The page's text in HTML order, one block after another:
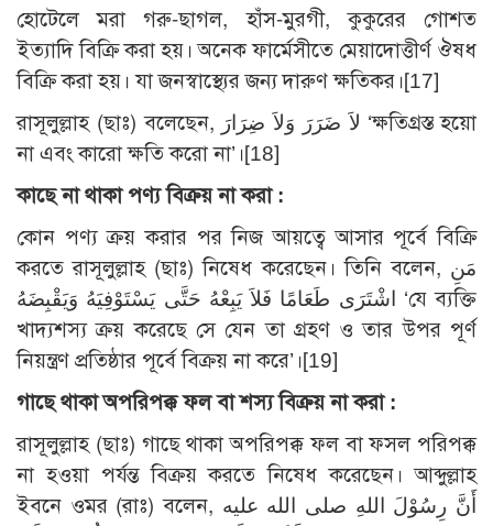
হোটেলে মরা গরু-ছাগল, হাঁস-মুরগী, কুকুরের গোশত
ইত্যাদি বিক্রি করা হয়। অনেক ফার্মেসীতে মেয়াদোত্তীর্ণ ঔষধ
বিক্রি করা হয়। যা জনস্বাস্থ্যের জন্য দারুণ ক্ষতিকর।[17]
রাসূলুল্লাহ (ছাঃ) বলেছেন, لاَ ضَرَرَ وَلاَ ضِرَارَ ‘ক্ষতিগ্রস্ত হয়ো
না এবং কারো ক্ষতি করো না’।[18]
কাছে না থাকা পণ্য বিক্রয় না করা :
কোন পণ্য ক্রয় করার পর নিজ আয়ত্বে আসার পূর্বে বিক্রি
করতে রাসূলুল্লাহ (ছাঃ) নিষেধ করেছেন। তিনি বলেন, مَنِ
اشْتَرَى طَعَامًا فَلاَ يَبِعْهُ حَتَّى يَسْتَوْفِيَهُ وَيَقْبِضَهُ ‘যে ব্যক্তি
খাদ্যশস্য ক্রয় করেছে সে যেন তা গ্রহণ ও তার উপর পূর্ণ
নিয়ন্ত্রণ প্রতিষ্ঠার পূর্বে বিক্রয় না করে’।[19]
গাছে থাকা অপরিপক্ক ফল বা শস্য বিক্রয় না করা :
রাসূলুল্লাহ (ছাঃ) গাছে থাকা অপরিপক্ক ফল বা ফসল পরিপক্ক
না হওয়া পর্যন্ত বিক্রয় করতে নিষেধ করেছেন। আব্দুল্লাহ
ইবনে ওমর (রাঃ) বলেন, أَنَّ رِسُوْلَ اللهِ صلى الله عليه